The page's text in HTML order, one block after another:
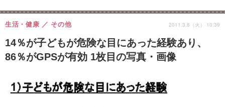
14％が子どもが危険な目にあった経験あり、
86％がGPSが有効 1枚目の写真・画像
生活・健康 その他 2011.3.8（火） 10:39